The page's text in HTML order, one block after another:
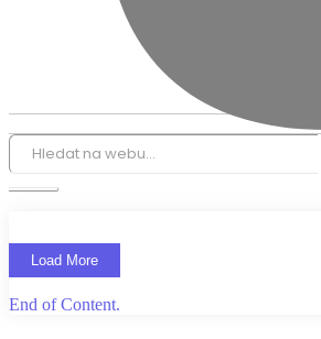
Load More
End of Content.